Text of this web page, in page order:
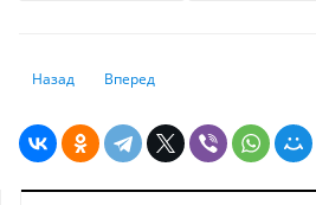
Предыдущий: Финансирование науки в
Назад Следующий: В рейтинге
Вперед